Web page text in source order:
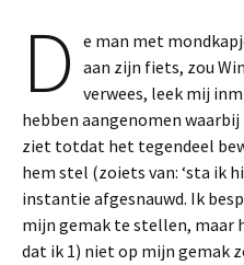
D e man met
aan zijn fiets, zou
verwees, leek mij
hebben aangenomen
ziet totdat het tegendeel
hem stel (zoiets van: ‘sta ik
instantie afgesnauwd. Ik
mijn gemak te stellen,
dat ik 1) niet op mijn gemak